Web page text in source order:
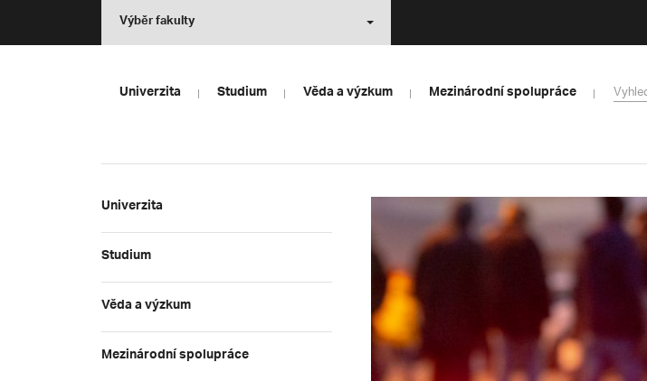
Výběr fakulty
Univerzita Studium Věda a výzkum Mezinárodní spolupráce
Univerzita
Studium
Věda a výzkum
Mezinárodní spolupráce